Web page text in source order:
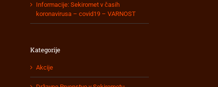
Informacije: Sekiromet v časih
koronavirusa – covid19 – VARNOST
Kategorije
Akcije